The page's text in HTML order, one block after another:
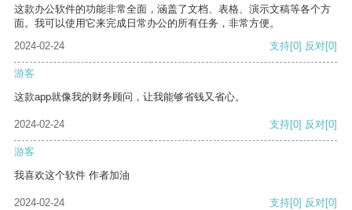
这款办公软件的功能非常全面，涵盖了文档、表格、演示文稿等各个方
面。我可以使用它来完成日常办公的所有任务，非常方便。
2024-02-24
支持[0] 反对[0]
游客
这款app就像我的财务顾问，让我能够省钱又省心。
2024-02-24 支持[0] 反对[0]
游客
我喜欢这个软件 作者加油
2024-02-24 支持[0] 反对[0]